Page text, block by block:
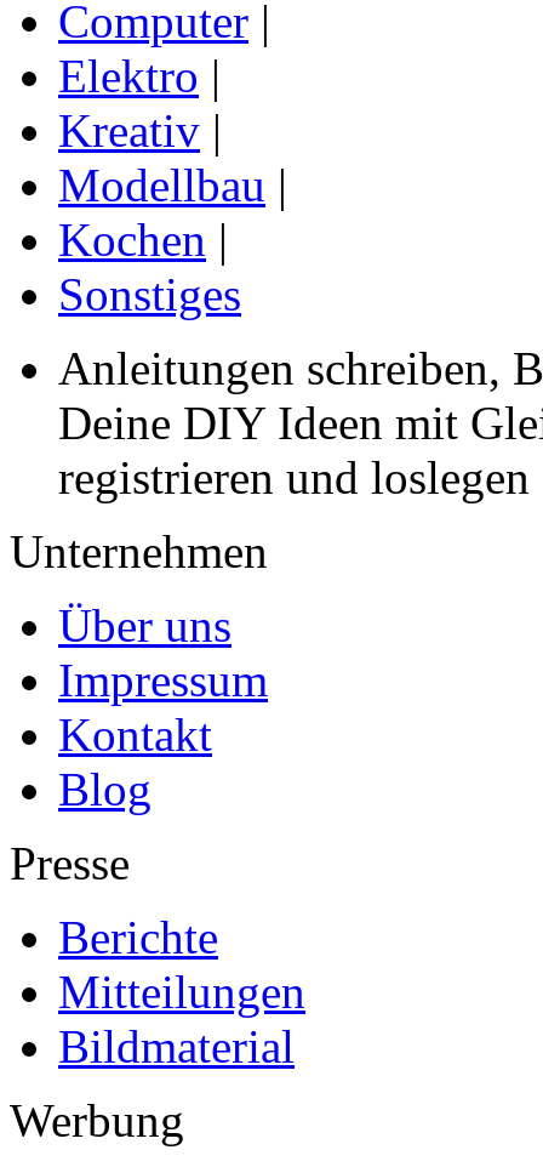
Computer |
Elektro |
Kreativ |
Modellbau |
Kochen |
Sonstiges
Anleitungen schreiben,
Deine DIY Ideen mit
registrieren und loslegen
Unternehmen
Über uns
Impressum
Kontakt
Blog
Presse
Berichte
Mitteilungen
Bildmaterial
Werbung